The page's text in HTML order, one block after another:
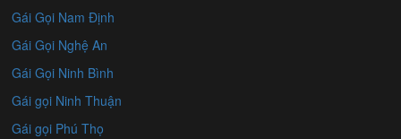
Gái Gọi Nam Định
Gái Gọi Nghệ An
Gái Gọi Ninh Bình
Gái gọi Ninh Thuận
Gái gọi Phú Thọ